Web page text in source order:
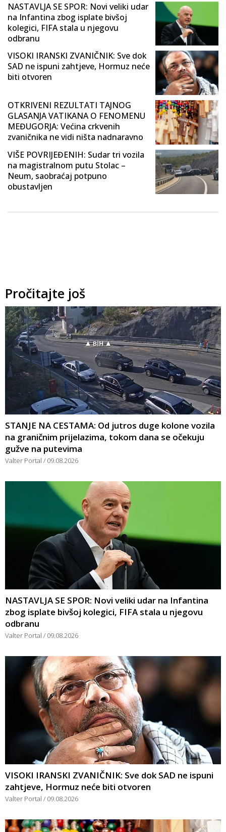
NASTAVLJA SE SPOR: Novi veliki udar
na Infantina zbog isplate bivšoj
kolegici, FIFA stala u njegovu
odbranu
VISOKI IRANSKI ZVANIČNIK: Sve dok
SAD ne ispuni zahtjeve, Hormuz neće
biti otvoren
OTKRIVENI REZULTATI TAJNOG
GLASANJA VATIKANA O FENOMENU
MEĐUGORJA: Većina crkvenih
zvaničnika ne vidi ništa nadnaravno
VIŠE POVRIJEĐENIH: Sudar tri vozila
na magistralnom putu Stolac –
Neum, saobraćaj potpuno
obustavljen
Pročitajte još
STANJE NA CESTAMA: Od jutros duge kolone vozila
na graničnim prijelazima, tokom dana se očekuju
gužve na putevima
Valter Portal 09.08.2026
NASTAVLJA SE SPOR: Novi veliki udar na Infantina
zbog isplate bivšoj kolegici, FIFA stala u njegovu
odbranu
Valter Portal 09.08.2026
VISOKI IRANSKI ZVANIČNIK: Sve dok SAD ne ispuni
zahtjeve, Hormuz neće biti otvoren
Valter Portal 09.08.2026